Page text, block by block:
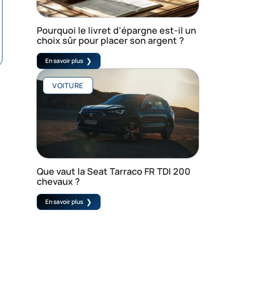
Pourquoi le livret d’épargne est-il un
choix sûr pour placer son argent ?
En savoir plus
VOITURE
Que vaut la Seat Tarraco FR TDI 200
chevaux ?
En savoir plus